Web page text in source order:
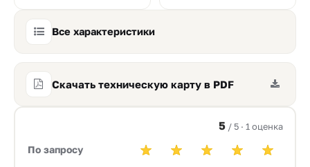
Все характеристики
Скачать техническую карту в PDF
По запросу
5 / 5 · 1 оценка